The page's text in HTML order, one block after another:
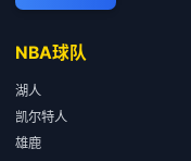
NBA球队
湖人
凯尔特人
雄鹿